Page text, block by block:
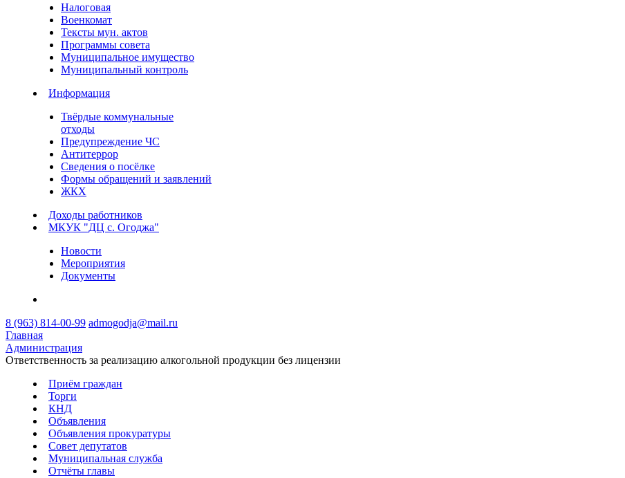
Налоговая
Военкомат
Тексты мун. актов
Программы совета
Муниципальное имущество
Муниципальный контроль
Информация
Твёрдые коммунальные
отходы
Предупреждение ЧС
Антитеррор
Сведения о посёлке
Формы обращений и заявлений
ЖКХ
Доходы работников
МКУК "ДЦ с. Огоджа"
Новости
Мероприятия
Документы
8 (963) 814-00-99 admogodja@mail.ru
Главная
Администрация
Ответственность за реализацию алкогольной продукции без лицензии
Приём граждан
Торги
КНД
Объявления
Объявления прокуратуры
Совет депутатов
Муниципальная служба
Отчёты главы